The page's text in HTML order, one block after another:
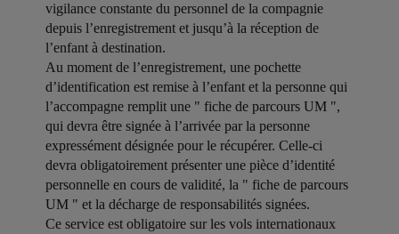
vigilance constante du personnel de la compagnie
depuis l’enregistrement et jusqu’à la réception de
l’enfant à destination.
Au moment de l’enregistrement, une pochette
d’identification est remise à l’enfant et la personne qui
l’accompagne remplit une " fiche de parcours UM ",
qui devra être signée à l’arrivée par la personne
expressément désignée pour le récupérer. Celle-ci
devra obligatoirement présenter une pièce d’identité
personnelle en cours de validité, la " fiche de parcours
UM " et la décharge de responsabilités signées.
Ce service est obligatoire sur les vols internationaux